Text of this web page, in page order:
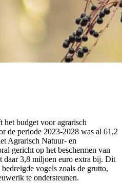
budget voor agrarisch
de periode 2023-2028 was al 61,2
Agrarisch Natuur- en
gericht op het beschermen van
daar 3,8 miljoen euro extra bij. Dit
vogels zoals de grutto,
te ondersteunen.